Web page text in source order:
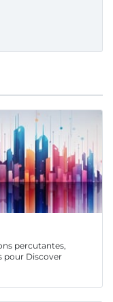
percutantes,
pour Discover